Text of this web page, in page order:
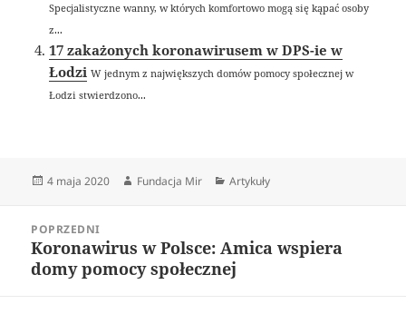
Specjalistyczne wanny, w których komfortowo mogą się kąpać osoby
z...
17 zakażonych koronawirusem w DPS-ie w
Łodzi W jednym z największych domów pomocy społecznej w
Łodzi stwierdzono...
Data
4 maja 2020 Autor
Fundacja Mir Kategorie
Artykuły
wpisuPOPRZEDNI
Poprzedni
wpis:
Koronawirus w Polsce: Amica wspiera
domy pomocy społecznej